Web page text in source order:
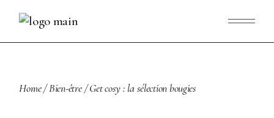
content
Home Bien-être Get cosy : la sélection bougies